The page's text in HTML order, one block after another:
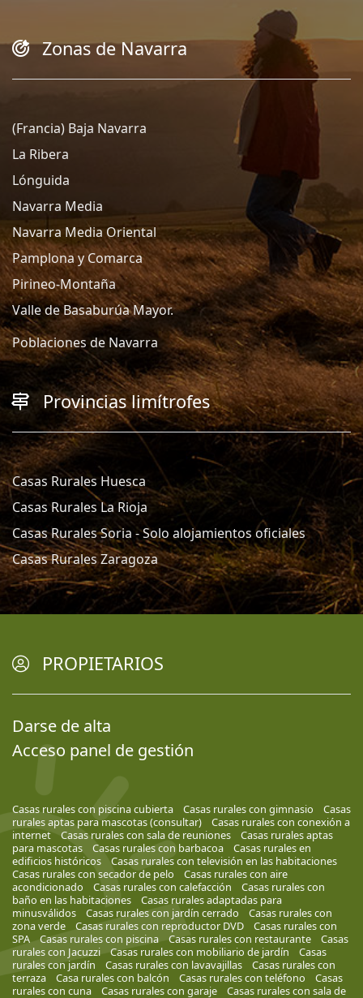
Zonas de Navarra
(Francia) Baja Navarra
La Ribera
Lónguida
Navarra Media
Navarra Media Oriental
Pamplona y Comarca
Pirineo-Montaña
Valle de Basaburúa Mayor.
Poblaciones de Navarra
Provincias limítrofes
Casas Rurales Huesca
Casas Rurales La Rioja
Casas Rurales Soria - Solo alojamientos oficiales
Casas Rurales Zaragoza
PROPIETARIOS
Darse de alta
Acceso panel de gestión
Casas rurales con piscina cubierta Casas rurales con gimnasio
Casas
rurales aptas para mascotas (consultar)
Casas rurales con conexión a
internet
Casas rurales con sala de reuniones
Casas rurales aptas
para mascotas
Casas rurales con barbacoa
Casas rurales en
edificios históricos
Casas rurales con televisión en las habitaciones
Casas rurales con secador de pelo
Casas rurales con aire
acondicionado
Casas rurales con calefacción
Casas rurales con
baño en las habitaciones
Casas rurales adaptadas para
minusválidos
Casas rurales con jardín cerrado
Casas rurales con
zona verde
Casas rurales con reproductor DVD
Casas rurales con
SPA
Casas rurales con piscina Casas rurales con restaurante
Casas
rurales con Jacuzzi
Casas rurales con mobiliario de jardín
Casas
rurales con jardín
Casas rurales con lavavajillas
Casas rurales con
terraza
Casa rurales con balcón Casas rurales con teléfono
Casas
rurales con cuna
Casas rurales con garaje
Casas rurales con sala de